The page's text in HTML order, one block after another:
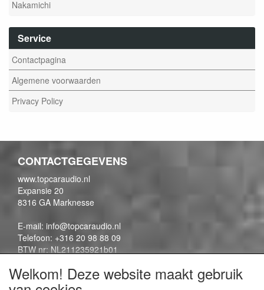
Nakamichi
Service
Contactpagina
Algemene voorwaarden
Privacy Policy
CONTACTGEGEVENS
www.topcaraudio.nl
Expansie 20
8316 GA Marknesse
E-mail: info@topcaraudio.nl
Telefoon: +316 20 98 88 09
BTW nr: NL211235921b01
Welkom! Deze website maakt gebruik